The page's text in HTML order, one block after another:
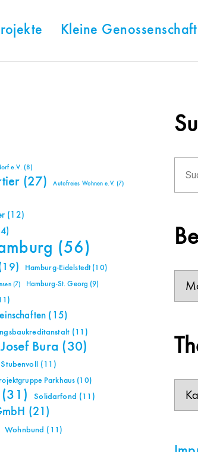
Kleine
e.V. (8)
(27) Autofreies Wohnen e.V. (7)
(12)
(56)
Hamburg-Eidelstedt(10)
(7) Hamburg-St. Georg (9)
(15)
(11)
Josef Bura (30)
(11)
Parkhaus (10)
(31) Solidarfond (11)
(21)
Wohnbund (11)
nach: